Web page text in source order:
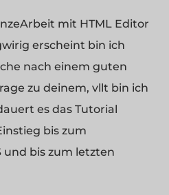
mit HTML Editor
erscheint bin ich
nach einem guten
zu deinem, vllt bin ich
es das Tutorial
bis zum
bis zum letzten